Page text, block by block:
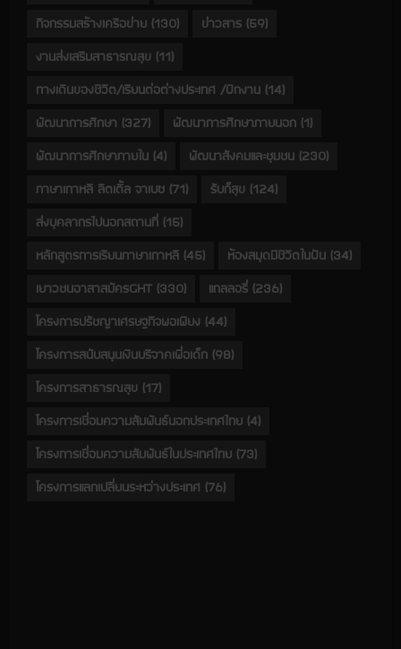
กิจกรรมสร้างเครือข่าย (130) ข่าวสาร (59)
งานส่งเสริมสาธารณสุข (11)
ทางเดินของชีวิต/เรียนต่อต่างประเทศ /ฝึกงาน (14)
พัฒนาการศึกษา (327) พัฒนาการศึกษาภายนอก (1)
พัฒนาการศึกษาภายใน (4) พัฒนาสังคมและชุมชน (230)
ภาษาเกาหลี ลิตเติ้ล จาเบซ (71) รับก็สุข (124)
ส่งบุคลากรไปนอกสถานที่ (15)
หลักสูตรการเรียนภาษาเกาหลี (45) ห้องสมุดมีชีวิตในฝัน (34)
เยาวชนอาสาสมัครGHT (330) แกลลอรี่ (236)
โครงการปรัชญาเศรษฐกิจพอเพียง (44)
โครงการสนับสนุนเงินบริจาคเพื่อเด็ก (98)
โครงการสาธารณสุข (17)
โครงการเชื่อมความสัมพันธ์นอกประเทศไทย (4)
โครงการเชื่อมความสัมพันธ์ในประเทศไทย (73)
โครงการแลกเปลี่ยนระหว่างประเทศ (76)